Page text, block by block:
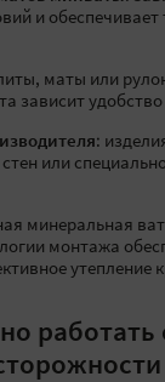
и
маты или
зависит
:
или
минеральная
монтажа
утепление
работать